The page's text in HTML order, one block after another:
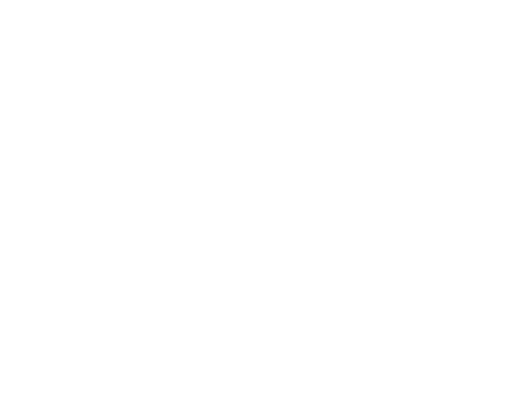
Für die Online-Beratung zu Ihrer MPU müssen Sie nur
Falls während der Videokonferenz - was jedoch
Suchen Sie bitte nicht nach „Idiotentest online“,
sind. Unsere Online-Beratung bieten wir Ihnen zu